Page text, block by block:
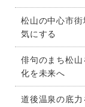
松山の中心市
気にする
俳句のまち松
化を未来へ
道後温泉の底